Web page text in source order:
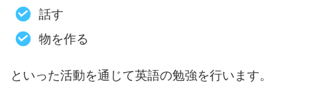
話す
物を作る
といった活動を通じて英語の勉強を行います。